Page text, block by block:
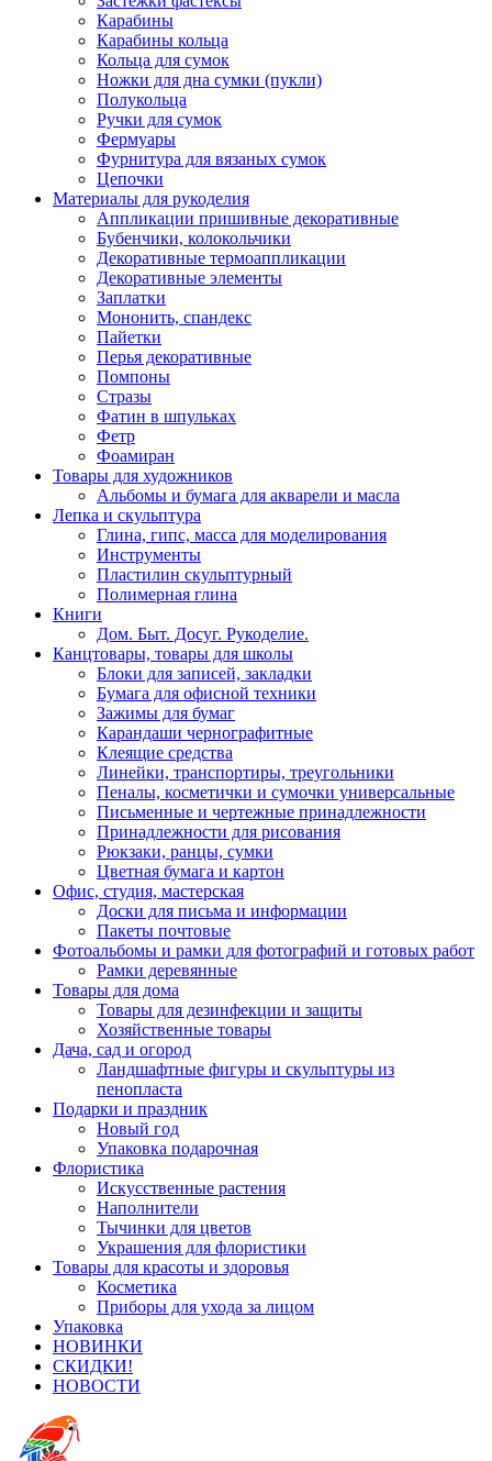
Карабины
Карабины кольца
Кольца для сумок
Ножки для дна сумки (пукли)
Полукольца
Ручки для сумок
Фермуары
Фурнитура для вязаных сумок
Цепочки
Материалы для рукоделия
Аппликации пришивные декоративные
Бубенчики, колокольчики
Декоративные термоаппликации
Декоративные элементы
Заплатки
Мононить, спандекс
Пайетки
Перья декоративные
Помпоны
Стразы
Фатин в шпульках
Фетр
Фоамиран
Товары для художников
Альбомы и бумага для акварели и масла
Лепка и скульптура
Глина, гипс, масса для моделирования
Инструменты
Пластилин скульптурный
Полимерная глина
Книги
Дом. Быт. Досуг. Рукоделие.
Канцтовары, товары для школы
Блоки для записей, закладки
Бумага для офисной техники
Зажимы для бумаг
Карандаши чернографитные
Клеящие средства
Линейки, транспортиры, треугольники
Пеналы, косметички и сумочки универсальные
Письменные и чертежные принадлежности
Принадлежности для рисования
Рюкзаки, ранцы, сумки
Цветная бумага и картон
Офис, студия, мастерская
Доски для письма и информации
Пакеты почтовые
Фотоальбомы и рамки для фотографий и готовых работ
Рамки деревянные
Товары для дома
Товары для дезинфекции и защиты
Хозяйственные товары
Дача, сад и огород
Ландшафтные фигуры и скульптуры из
пенопласта
Подарки и праздник
Новый год
Упаковка подарочная
Флористика
Искусственные растения
Наполнители
Тычинки для цветов
Украшения для флористики
Товары для красоты и здоровья
Косметика
Приборы для ухода за лицом
Упаковка
НОВИНКИ
СКИДКИ!
НОВОСТИ